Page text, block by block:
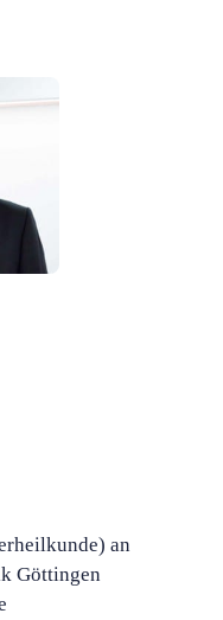
an
Göttingen